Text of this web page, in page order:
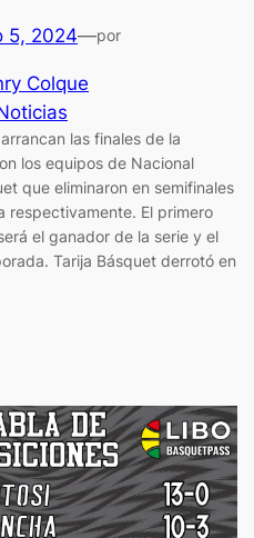
5, 2024—por
Colque
las finales de la
los equipos de Nacional
que eliminaron en semifinales
respectivamente. El primero
el ganador de la serie y el
Tarija Básquet derrotó en